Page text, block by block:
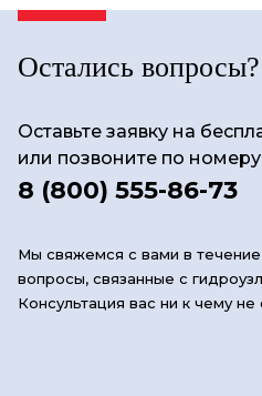
Остались вопросы?
Оставьте заявку на
или позвоните по номеру
8 (800) 555-86-73
Мы свяжемся с вами в течение
вопросы, связанные с
Консультация вас ни к чему не